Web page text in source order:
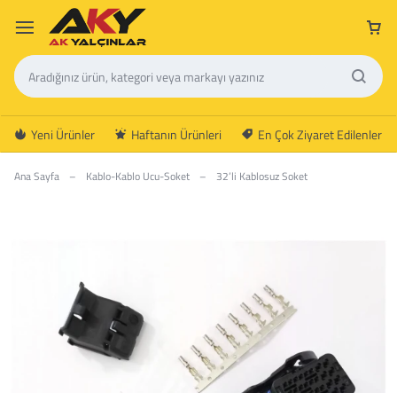
Yeni Ürünler Haftanın Ürünleri En Çok Ziyaret Edilenler
Ana Sayfa – Kablo-Kablo Ucu-Soket – 32’li Kablosuz Soket